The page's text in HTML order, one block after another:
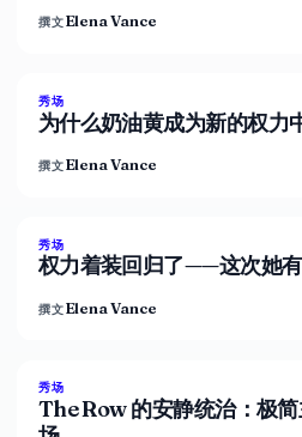
撰文Elena Vance
秀场
为什么奶油黄成为新的权力
撰文Elena Vance
秀场
权力着装回归了——这次她
撰文Elena Vance
秀场
The Row 的安静统治：极